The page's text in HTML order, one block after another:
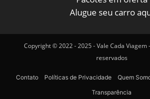
Alugue seu carro
Copyright © 2022 - 2025 - Vale Cada Viagem
reservados
Contato Políticas de Privacidade Quem
Transparência